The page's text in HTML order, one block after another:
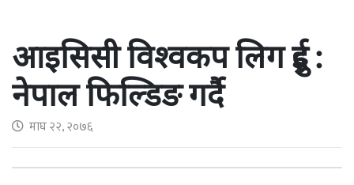
आइसिसी विश्वकप लिग दुई :
नेपाल फिल्डिङ गर्दै
माघ २२, २०७६